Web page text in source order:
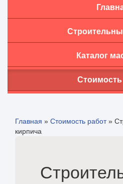
Каталог
Стоимость
Главная » Стоимость работ»
кирпича